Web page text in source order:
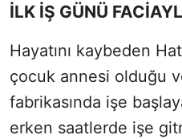
İLK İŞ GÜNÜ
Hayatını kaybeden
çocuk annesi olduğu
fabrikasında işe
erken saatlerde işe